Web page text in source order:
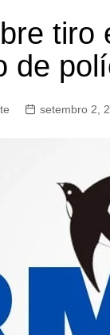
tiro
de
setembro 2,